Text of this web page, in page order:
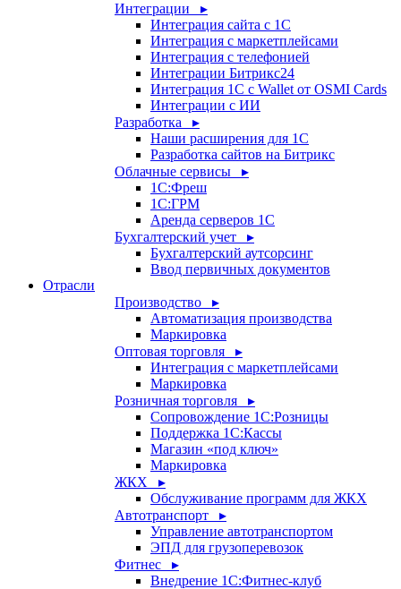
Интеграции ▸
Интеграция сайта с 1С
Интеграция с маркетплейсами
Интеграция с телефонией
Интеграции Битрикс24
Интеграция 1С с Wallet от OSMI Cards
Интеграции с ИИ
Разработка ▸
Наши расширения для 1С
Разработка сайтов на Битрикс
Облачные сервисы ▸
1С:Фреш
1С:ГРМ
Аренда серверов 1С
Бухгалтерский учет ▸
Бухгалтерский аутсорсинг
Ввод первичных документов
Отрасли
Производство ▸
Автоматизация производства
Маркировка
Оптовая торговля ▸
Интеграция с маркетплейсами
Маркировка
Розничная торговля ▸
Сопровождение 1С:Розницы
Поддержка 1С:Кассы
Магазин «под ключ»
Маркировка
ЖКХ ▸
Обслуживание программ для ЖКХ
Автотранспорт ▸
Управление автотранспортом
ЭПД для грузоперевозок
Фитнес ▸
Внедрение 1С:Фитнес-клуб